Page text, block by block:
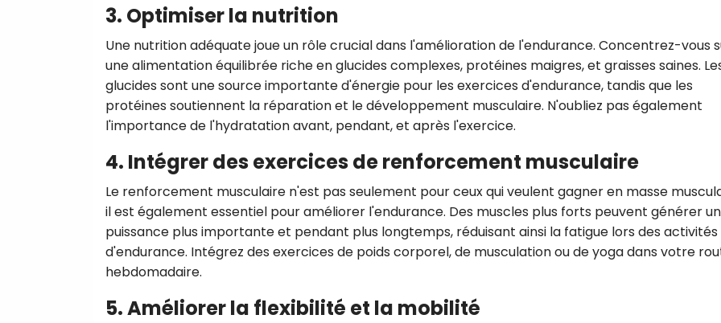
3. Optimiser la nutrition
Une nutrition adéquate joue un rôle crucial dans l'amélioration de l'endurance. Concentrez-vous
une alimentation équilibrée riche en glucides complexes, protéines maigres, et graisses saines.
glucides sont une source importante d'énergie pour les exercices d'endurance, tandis que les
protéines soutiennent la réparation et le développement musculaire. N'oubliez pas également
l'importance de l'hydratation avant, pendant, et après l'exercice.
4. Intégrer des exercices de renforcement musculaire
Le renforcement musculaire n'est pas seulement pour ceux qui veulent gagner en masse
il est également essentiel pour améliorer l'endurance. Des muscles plus forts peuvent générer
puissance plus importante et pendant plus longtemps, réduisant ainsi la fatigue lors des activités
d'endurance. Intégrez des exercices de poids corporel, de musculation ou de yoga dans votre
hebdomadaire.
5. Améliorer la flexibilité et la mobilité
utilisez. Pour en savoir plus sur ces
voir notre
politique de confidentialité
Je reçois mon cadeau !
Votre adresse email sera utilisée par Digital Prisma
personnalisées. Vous pourrez vous désinscrire en
désabonnement intégré dans la newsletter. Pour en
exercer vos droits, prenez connaissance de notre